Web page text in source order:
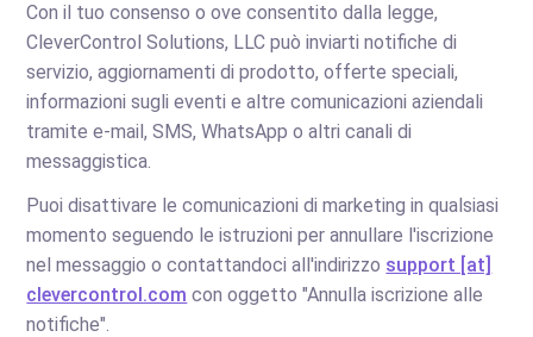
Con il tuo consenso o ove consentito dalla legge,
CleverControl Solutions, LLC può inviarti notifiche di
servizio, aggiornamenti di prodotto, offerte speciali,
informazioni sugli eventi e altre comunicazioni aziendali
tramite e-mail, SMS, WhatsApp o altri canali di
messaggistica.
Puoi disattivare le comunicazioni di marketing in qualsiasi
momento seguendo le istruzioni per annullare l'iscrizione
nel messaggio o contattandoci all'indirizzo support [at]
clevercontrol.com con oggetto "Annulla iscrizione alle
notifiche".